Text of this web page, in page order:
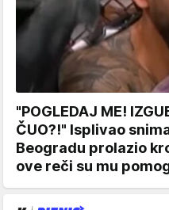
"POGLEDAJ ME!
ČUO?!" Isplivao
Beogradu prolazio
ove reči su mu